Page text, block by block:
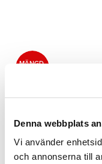
Denna webbplats
Vi använder
och annonserna till
MÄNGD-